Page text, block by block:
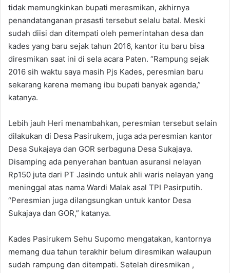
tidak memungkinkan bupati meresmikan, akhirnya
penandatanganan prasasti tersebut selalu batal. Meski
sudah diisi dan ditempati oleh pemerintahan desa dan
kades yang baru sejak tahun 2016, kantor itu baru bisa
diresmikan saat ini di sela acara Paten. “Rampung sejak
2016 sih waktu saya masih Pjs Kades, peresmian baru
sekarang karena memang ibu bupati banyak agenda,”
katanya.
Lebih jauh Heri menambahkan, peresmian tersebut selain
dilakukan di Desa Pasirukem, juga ada peresmian kantor
Desa Sukajaya dan GOR serbaguna Desa Sukajaya.
Disamping ada penyerahan bantuan asuransi nelayan
Rp150 juta dari PT Jasindo untuk ahli waris nelayan yang
meninggal atas nama Wardi Malak asal TPI Pasirputih.
“Peresmian juga dilangsungkan untuk kantor Desa
Sukajaya dan GOR,” katanya.
Kades Pasirukem Sehu Supomo mengatakan, kantornya
memang dua tahun terakhir belum diresmikan walaupun
sudah rampung dan ditempati. Setelah diresmikan ,